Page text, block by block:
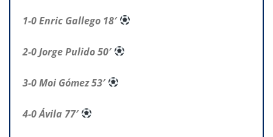
1-0 Enric Gallego 18′
2-0 Jorge Pulido 50′
3-0 Moi Gómez 53′
4-0 Ávila 77′